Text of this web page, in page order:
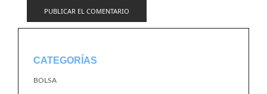
CATEGORÍAS
BOLSA